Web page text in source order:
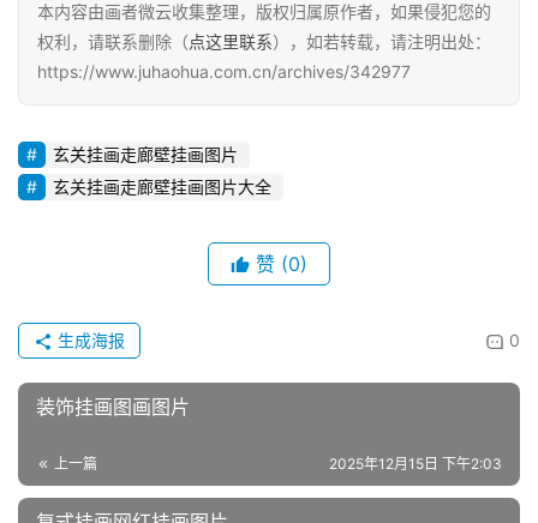
本内容由画者微云收集整理，版权归属原作者，如果侵犯您的
权利，请联系删除（点这里联系），如若转载，请注明出处：
https://www.juhaohua.com.cn/archives/342977
玄关挂画走廊壁挂画图片
玄关挂画走廊壁挂画图片大全
赞 (0)
0
生成海报
装饰挂画图画图片
上一篇 2025年12月15日 下午2:03